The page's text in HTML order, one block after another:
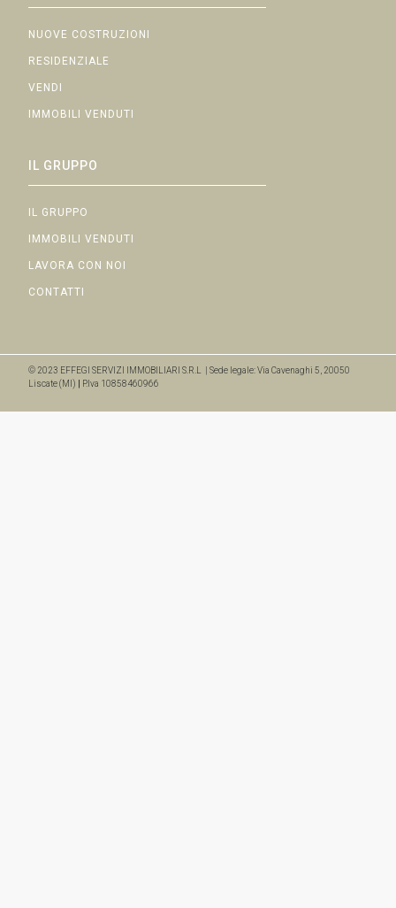
NUOVE COSTRUZIONI
RESIDENZIALE
VENDI
IMMOBILI VENDUTI
IL GRUPPO
IL GRUPPO
IMMOBILI VENDUTI
LAVORA CON NOI
CONTATTI
© 2023 EFFEGI SERVIZI IMMOBILIARI S.R.L | Sede legale: Via Cavenaghi 5, 20050
Liscate (MI)
P.Iva 10858460966